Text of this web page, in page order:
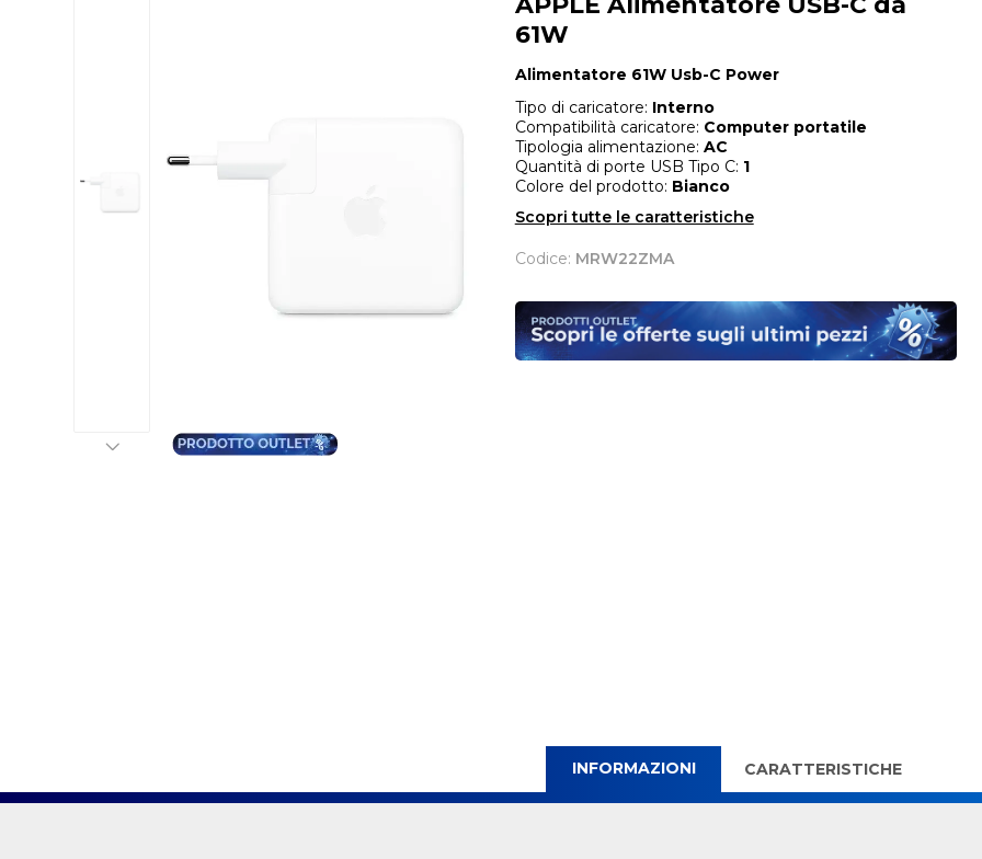
61W
Alimentatore 61W Usb-C Power
Tipo di caricatore: Interno
Compatibilità caricatore: Computer portatile
Tipologia alimentazione: AC
Quantità di porte USB Tipo C: 1
Colore del prodotto: Bianco
Scopri tutte le caratteristiche
Codice: MRW22ZMA
INFORMAZIONI CARATTERISTICHE